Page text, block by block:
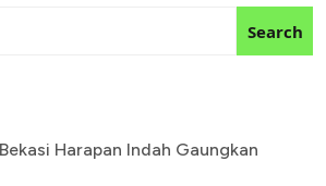
Search
Harapan Indah Gaungkan